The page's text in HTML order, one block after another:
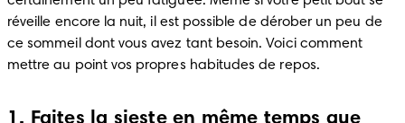
réveille encore la nuit, il est possible de dérober un peu de
ce sommeil dont vous avez tant besoin. Voici comment
mettre au point vos propres habitudes de repos.